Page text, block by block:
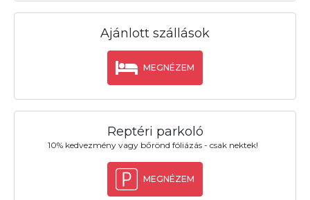
Ajánlott szállások
MEGNÉZEM
Reptéri parkoló
10% kedvezmény vagy bőrönd fóliázás - csak nektek!
MEGNÉZEM